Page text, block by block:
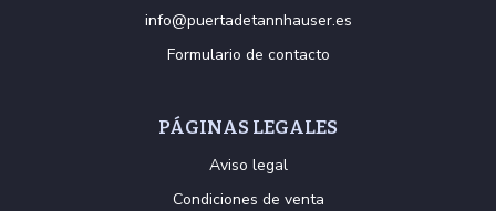
info@puertadetannhauser.es
Formulario de contacto
PÁGINAS LEGALES
Aviso legal
Condiciones de venta